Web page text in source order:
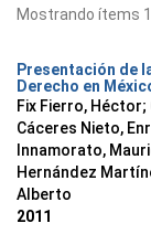
Mostrando ítems
Presentación de
Derecho en
Fix Fierro, Héctor;
Cáceres Nieto,
Innamorato,
Hernández
Alberto
2011